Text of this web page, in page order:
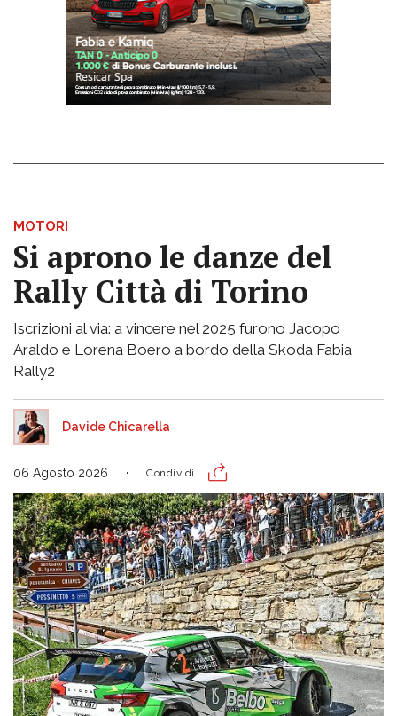
MOTORI
Si aprono le danze del
Rally Città di Torino
Iscrizioni al via: a vincere nel 2025 furono Jacopo
Araldo e Lorena Boero a bordo della Skoda Fabia
Rally2
Davide Chicarella
06 Agosto 2026 Condividi